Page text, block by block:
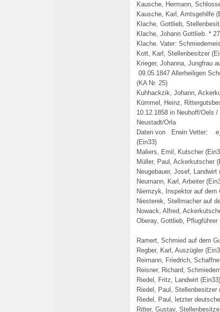
Kausche, Hermann,
Kausche, Karl, Amtsgehilfe
Klache, Gottlieb,
Klache, Johann Gottlieb. *
Klache. Vater:
Kott, Karl, Stellenbesitzer
Krieger, Johanna, Jungfrau
09.05.1847 Allerheiligen
(KA Nr. 25)
Kuhhackzik, Johann,
Kümmel, Heinz,
10.12.1858 in Neuhoff/Oels
Neustadt/Orla
Daten von Erwin Vetter:
(Ein33)
Maliers, Emil, Kutscher
Müller, Paul, Ackerkutscher
Neugebauer, Josef, Landwirt
Neumann, Karl, Arbeiter
Niemzyk, Inspektor auf dem
Niesterek, Stellmacher auf
Nowack, Alfred,
Oberay, Gottlieb, Pflugführer
Ramert, Schmied auf dem
Regber, Karl, Auszügler
Reimann, Friedrich,
Reisner, Richard,
Riedel, Fritz, Landwirt (Ein33)
Riedel, Paul, Stellenbesitzer
Riedel, Paul, letzter
Ritter, Gustav,